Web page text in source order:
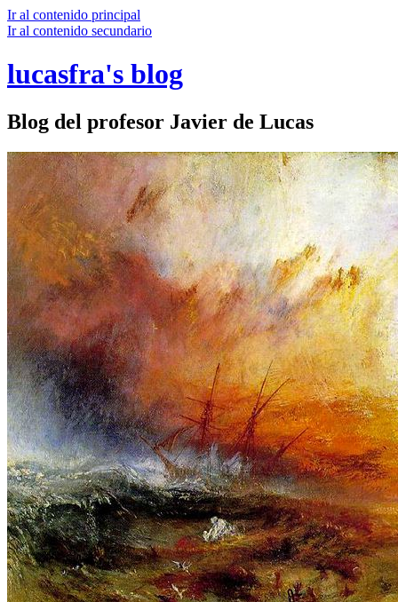
Ir al contenido principal
Ir al contenido secundario
lucasfra's blog
Blog del profesor Javier de Lucas